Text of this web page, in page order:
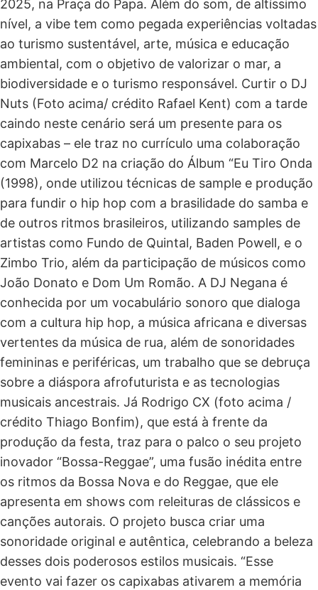
2025, na Praça do Papa. Além do som, de altíssimo
nível, a vibe tem como pegada experiências voltadas
ao turismo sustentável, arte, música e educação
ambiental, com o objetivo de valorizar o mar, a
biodiversidade e o turismo responsável. Curtir o DJ
Nuts (Foto acima/ crédito Rafael Kent) com a tarde
caindo neste cenário será um presente para os
capixabas – ele traz no currículo uma colaboração
com Marcelo D2 na criação do Álbum “Eu Tiro Onda
(1998), onde utilizou técnicas de sample e produção
para fundir o hip hop com a brasilidade do samba e
de outros ritmos brasileiros, utilizando samples de
artistas como Fundo de Quintal, Baden Powell, e o
Zimbo Trio, além da participação de músicos como
João Donato e Dom Um Romão. A DJ Negana é
conhecida por um vocabulário sonoro que dialoga
com a cultura hip hop, a música africana e diversas
vertentes da música de rua, além de sonoridades
femininas e periféricas, um trabalho que se debruça
sobre a diáspora afrofuturista e as tecnologias
musicais ancestrais. Já Rodrigo CX (foto acima /
crédito Thiago Bonfim), que está à frente da
produção da festa, traz para o palco o seu projeto
inovador “Bossa-Reggae”, uma fusão inédita entre
os ritmos da Bossa Nova e do Reggae, que ele
apresenta em shows com releituras de clássicos e
canções autorais. O projeto busca criar uma
sonoridade original e autêntica, celebrando a beleza
desses dois poderosos estilos musicais. “Esse
evento vai fazer os capixabas ativarem a memória